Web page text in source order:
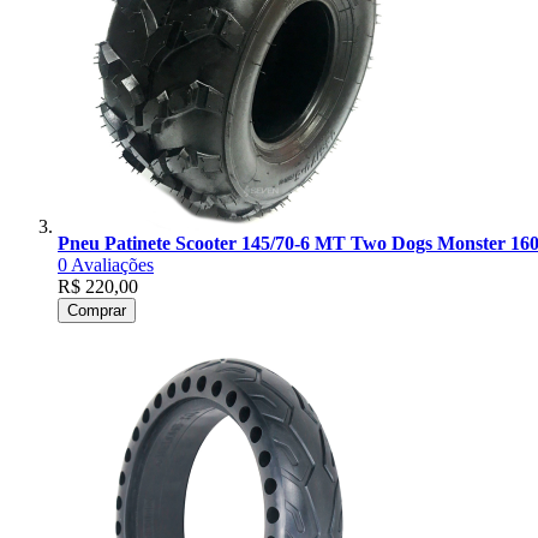
Pneu Patinete Scooter 145/70-6 MT Two Dogs Monster
0 Avaliações
R$ 220,00
Comprar